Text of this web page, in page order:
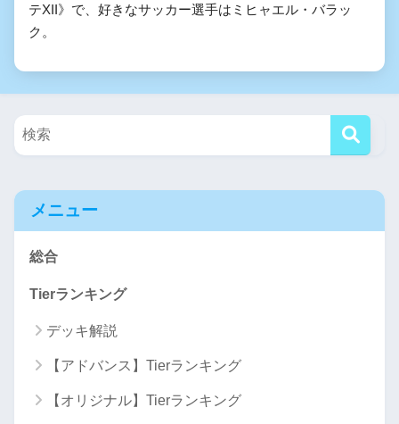
テXII》で、好きなサッカー選手はミヒャエル・バラッ
ク。
メニュー
総合
Tierランキング
デッキ解説
【アドバンス】Tierランキング
【オリジナル】Tierランキング